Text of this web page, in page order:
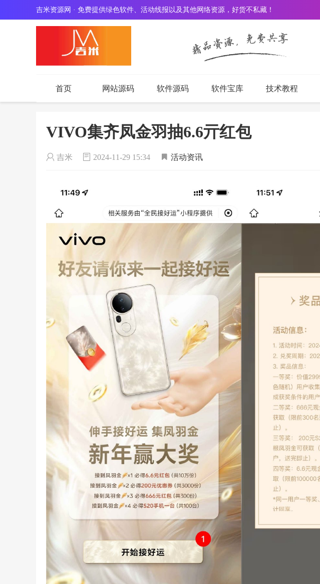
吉米资源网 · 免费提供绿色软件、活动线报以及其他网络资源，好货不私藏！
首页 网站源码 软件源码 软件宝库 技术教程
VIVO集齐凤金羽抽6.6亓红包
吉米 2024-11-29 15:34 活动资讯